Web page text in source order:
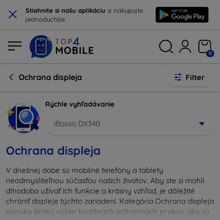
× Stiahnite si našu aplikáciu a nakupujte
jednoduchšie.
0
Ochrana displeja Filter
Rýchle vyhľadávanie
iBasso DX340
Ochrana displeja
V dnešnej dobe sú mobilné telefóny a tablety
neodmysliteľnou súčasťou našich životov. Aby ste si mohli
dlhodobo užívať ich funkcie a krásny vzhľad, je dôležité
chrániť displeje týchto zariadení. Kategória Ochrana displeja
ponúka široký výber kvalitných ochranných prvkov, ako sú